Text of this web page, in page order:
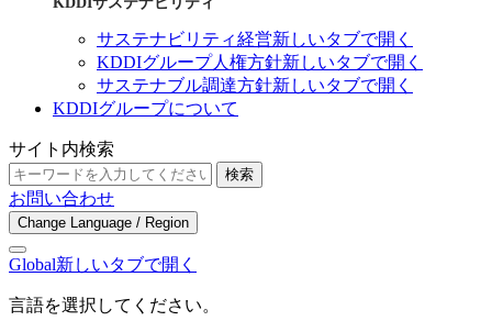
サステナビリティ経営新しいタブで開く
KDDIグループ人権方針新しいタブで開く
サステナブル調達方針新しいタブで開く
KDDIグループについて
サイト内検索
検索
お問い合わせ
Change Language / Region
Global新しいタブで開く
言語を選択してください。